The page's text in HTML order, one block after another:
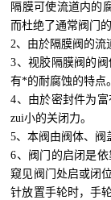
隔膜可使流道内的
而杜绝了通常阀门
2、由於隔膜阀的流
3、视胶隔膜阀的
有*的耐腐蚀的特点。
4、由於密封件为
zui小的关闭力。
5、本阀由阀体、阀
6、阀门的启闭是
窥见阀门处启或闭
针放置手轮时，手